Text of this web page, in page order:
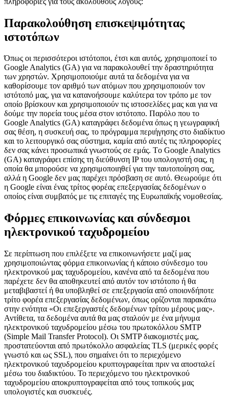
Παρακολούθηση επισκεψιμότητας
ιστοτόπων
Όπως οι περισσότεροι ιστότοποι, έτσι και αυτός, χρησιμοποιεί το
Google Analytics (GA) για να παρακολουθεί την δραστηριότητα
των χρηστών. Χρησιμοποιούμε αυτά τα δεδομένα για να
καθορίσουμε τον αριθμό των ατόμων που χρησιμοποιούν τον
ιστότοπό μας, για να κατανοήσουμε καλύτερα τον τρόπο με τον
οποίο βρίσκουν και χρησιμοποιούν τις ιστοσελίδες μας και για να
δούμε την πορεία τους μέσα στον ιστότοπο. Παρόλο που το
Google Analytics (GA) καταγράφει δεδομένα όπως η γεωγραφική
σας θέση, η συσκευή σας, το πρόγραμμα περιήγησης στο διαδίκτυο
και το λειτουργικό σας σύστημα, καμία από αυτές τις πληροφορίες
δεν σας κάνει προσωπικά γνωστούς σε εμάς. Tο Google Analytics
(GA) καταγράφει επίσης τη διεύθυνση IP του υπολογιστή σας, η
οποία θα μπορούσε να χρησιμοποιηθεί για την ταυτοποίηση σας,
αλλά η Google δεν μας παρέχει πρόσβαση σε αυτό. Θεωρούμε ότι
η Google είναι ένας τρίτος φορέας επεξεργασίας δεδομένων ο
οποίος είναι συμβατός με τις επιταγές της Ευρωπαϊκής νομοθεσίας.
Φόρμες επικοινωνίας και σύνδεσμοι
ηλεκτρονικού ταχυδρομείου
Σε περίπτωση που επιλέξετε να επικοινωνήσετε μαζί μας
χρησιμοποιώντας φόρμα επικοινωνίας ή κάποιο σύνδεσμο του
ηλεκτρονικού μας ταχυδρομείου, κανένα από τα δεδομένα που
παρέχετε δεν θα αποθηκευτεί από αυτόν τον ιστότοπο ή θα
μεταβιβαστεί ή θα υποβληθεί σε επεξεργασία από οποιονδήποτε
τρίτο φορέα επεξεργασίας δεδομένων, όπως ορίζονται παρακάτω
στην ενότητα «Οι επεξεργαστές δεδομένων τρίτου μέρους μας».
Αντίθετα, τα δεδομένα αυτά θα μας σταλούν με ένα μήνυμα
ηλεκτρονικού ταχυδρομείου μέσω του πρωτοκόλλου SMTP
(Simple Mail Transfer Protocol). Οι SMTP διακομιστές μας,
προστατεύονται από πρωτόκολλο ασφαλείας TLS (μερικές φορές
γνωστό και ως SSL), που σημαίνει ότι το περιεχόμενο
ηλεκτρονικού ταχυδρομείου κρυπτογραφείται πριν να αποσταλεί
μέσω του διαδικτύου. Το περιεχόμενο του ηλεκτρονικού
ταχυδρομείου αποκρυπτογραφείται από τους τοπικούς μας
υπολογιστές και συσκευές.